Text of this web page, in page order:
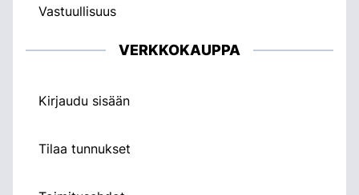
Vastuullisuus
VERKKOKAUPPA
Kirjaudu sisään
Tilaa tunnukset